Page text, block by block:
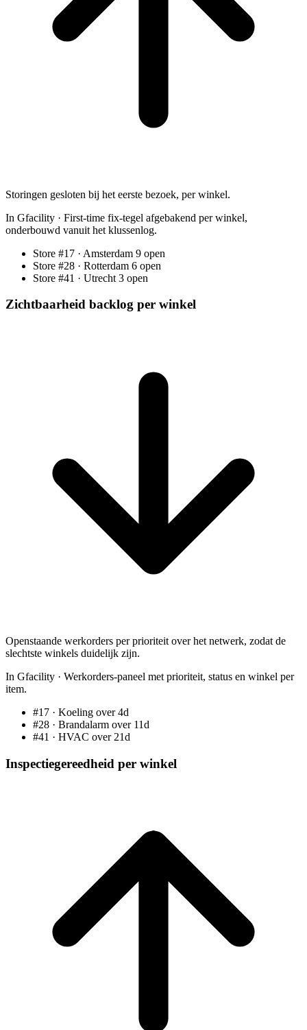
Storingen gesloten bij het eerste bezoek, per winkel.
In Gfacility · First-time fix-tegel afgebakend per winkel,
onderbouwd vanuit het klussenlog.
Store #17 · Amsterdam 9 open
Store #28 · Rotterdam 6 open
Store #41 · Utrecht 3 open
Zichtbaarheid backlog per winkel
Openstaande werkorders per prioriteit over het netwerk, zodat de
slechtste winkels duidelijk zijn.
In Gfacility · Werkorders-paneel met prioriteit, status en winkel per
item.
#17 · Koeling over 4d
#28 · Brandalarm over 11d
#41 · HVAC over 21d
Inspectiegereedheid per winkel